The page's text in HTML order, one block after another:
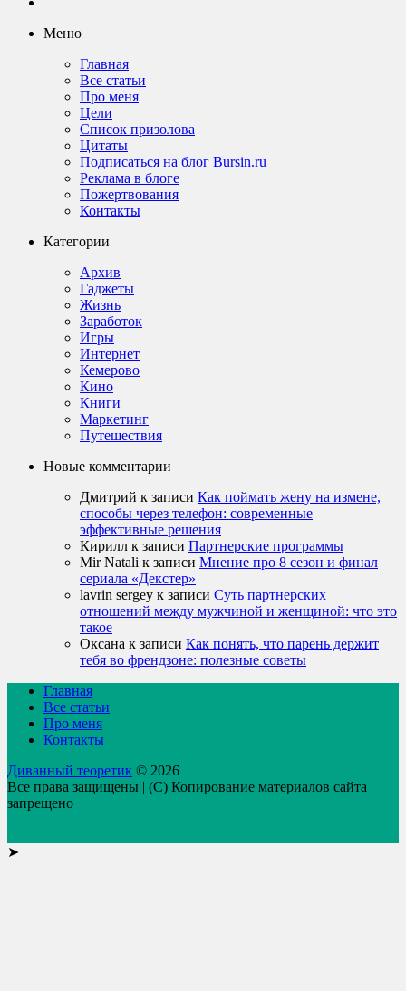
Меню
Главная
Все статьи
Про меня
Цели
Список призолова
Цитаты
Подписаться на блог Bursin.ru
Реклама в блоге
Пожертвования
Контакты
Категории
Архив
Гаджеты
Жизнь
Заработок
Игры
Интернет
Кемерово
Кино
Книги
Маркетинг
Путешествия
Новые комментарии
Дмитрий к записи Как поймать жену на измене,
способы через телефон: современные
эффективные решения
Кирилл к записи Партнерские программы
Mir Natali к записи Мнение про 8 сезон и финал
сериала «Декстер»
lavrin sergey к записи Суть партнерских
отношений между мужчиной и женщиной: что это
такое
Оксана к записи Как понять, что парень держит
тебя во френдзоне: полезные советы
Главная
Все статьи
Про меня
Контакты
Диванный теоретик © 2026
Все права защищены | (C) Копирование материалов сайта
запрещено
➤